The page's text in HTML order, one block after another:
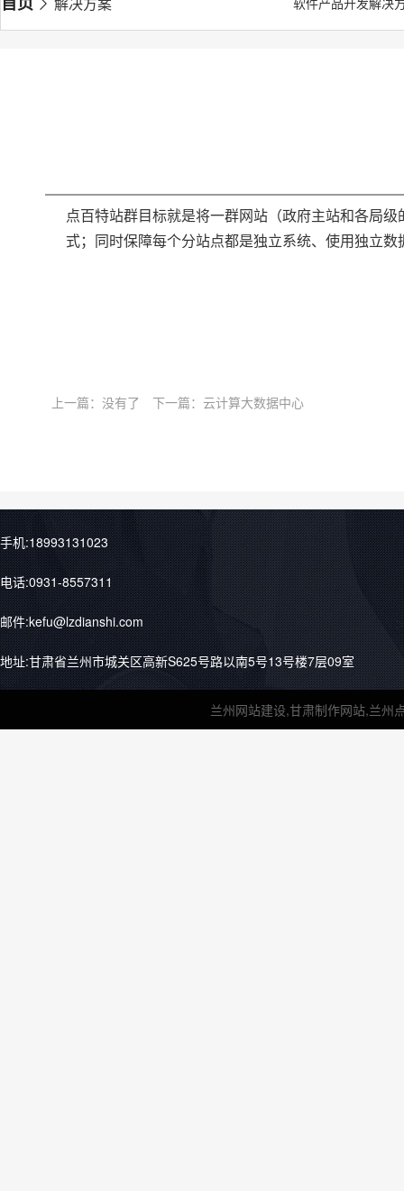
点百特站群目标就是将一群网站（政府主站和各局
式；同时保障每个分站点都是独立系统、使用独立
上一篇：没有了 下一篇： 云计算大数据中心
手机:18993131023
电话:0931-8557311
邮件:kefu@lzdianshi.com
地址:甘肃省兰州市城关区高新S625号路以南5号13号楼7层09室
兰州网站建设,甘肃制作网站,